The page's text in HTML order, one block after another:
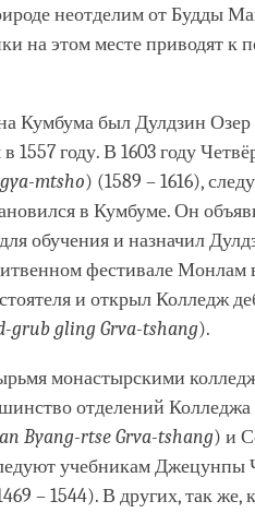
неотделим от Будды
на этом месте приводят к
Кумбума был Дулдзин Озер
1557 году. В 1603 году
mtsho) (1589 – 1616),
в Кумбуме. Он
обучения и назначил
фестивале Монлам
и открыл Колледж
grub gling Grva-tshang).
монастырскими
отделений Колледжа
Byang-rtse Grva-tshang) и
учебникам Джецунпы
– 1544). В других, так же,